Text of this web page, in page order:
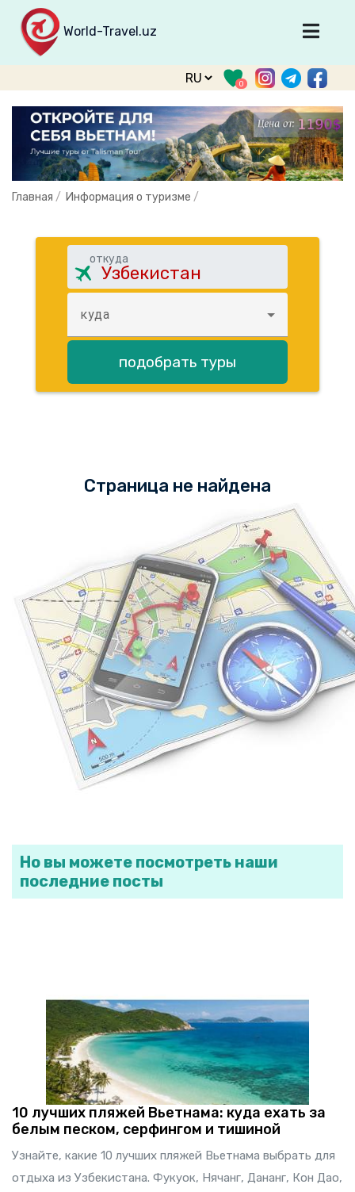
World-Travel.uz
Главная
Направления
Туры
Тур. фирмы
Табло прилета
О проекте
Войти
support@world-travel.uz
0
Главная / Информация о туризме /
откуда
куда
подобрать туры
Страница не найдена
Но вы можете посмотреть наши
последние посты
10 лучших пляжей Вьетнама: куда ехать за
белым песком, серфингом и тишиной
Узнайте, какие 10 лучших пляжей Вьетнама выбрать для
отдыха из Узбекистана. Фукуок, Нячанг, Дананг, Кон Дао,